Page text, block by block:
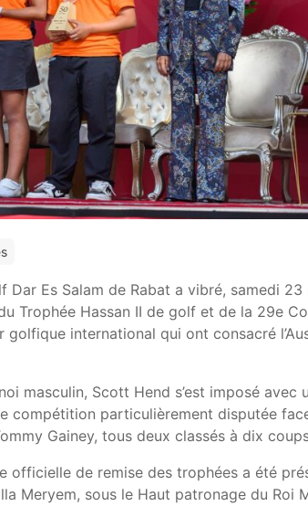
Dar Es Salam de Rabat a vibré, samedi
Trophée Hassan II de golf et de la 29e
golfique international qui ont consacré
masculin, Scott Hend s’est imposé
compétition particulièrement disputée
Gainey, tous deux classés à dix
officielle de remise des trophées a été
Meryem, sous le Haut patronage du Roi